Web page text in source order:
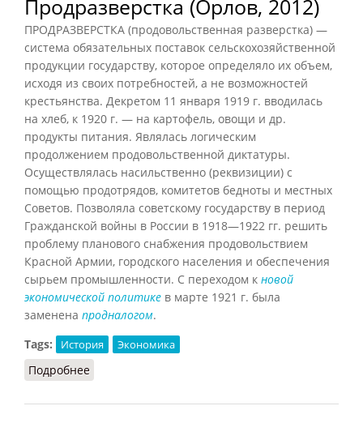
Продразверстка (Орлов, 2012)
ПРОДРАЗВЕРСТКА (продовольственная разверстка) —
система обязательных поставок сельскохозяйственной
продукции государству, которое определяло их объем,
исходя из своих потребностей, а не возможностей
крестьянства. Декретом 11 января 1919 г. вводилась
на хлеб, к 1920 г. — на картофель, овощи и др.
продукты питания. Являлась логическим
продолжением продовольственной диктатуры.
Осуществлялась насильственно (реквизиции) с
помощью продотрядов, комитетов бедноты и местных
Советов. Позволяла советскому государству в период
Гражданской войны в России в 1918—1922 гг. решить
проблему планового снабжения продовольствием
Красной Армии, городского населения и обеспечения
сырьем промышленности. С переходом к новой
экономической политике в марте 1921 г. была
заменена продналогом.
Tags:
История Экономика
Подробнее